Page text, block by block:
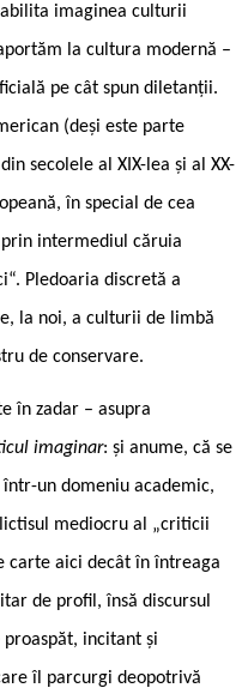
imaginea culturii
la cultura modernă –
pe cât spun diletanții.
(deși este parte
secolele al XIX-lea și al XX-
în special de cea
intermediul căruia
Pledoaria discretă a
la noi, a culturii de limbă
de conservare.
în zadar – asupra
imaginar: și anume, că se
un domeniu academic,
mediocru al „criticii
carte aici decât în întreaga
de profil, însă discursul
incitant și
îl parcurgi deopotrivă